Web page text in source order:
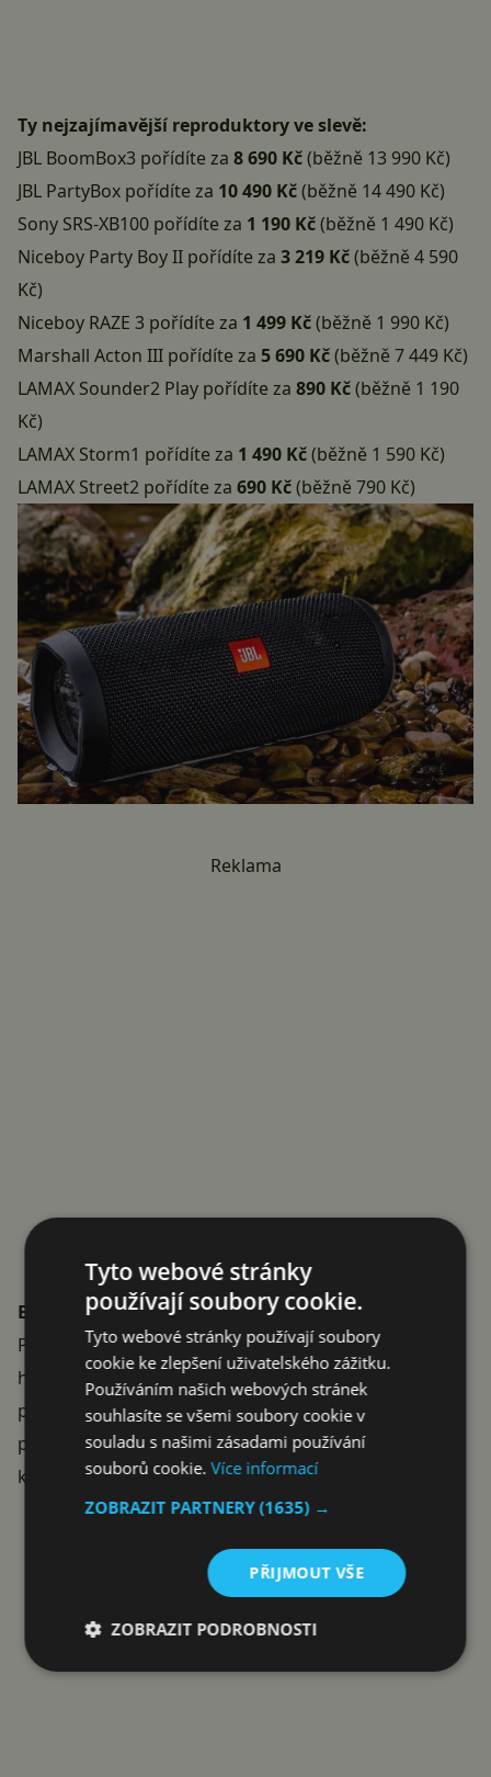
Ty nejzajímavější reproduktory ve slevě:
JBL BoomBox3 pořídíte za 8 690 Kč(běžně 13 990 Kč)
JBL PartyBox pořídíte za 10 490 Kč(běžně 14 490 Kč)
Sony SRS-XB100 pořídíte za 1 190 Kč(běžně 1 490 Kč)
Niceboy Party Boy II pořídíte za 3 219 Kč(běžně 4 590
Kč)
Niceboy RAZE 3 pořídíte za 1 499 Kč(běžně 1 990 Kč)
Marshall Acton III pořídíte za 5 690 Kč(běžně 7 449 Kč)
LAMAX Sounder2 Play pořídíte za 890 Kč(běžně 1 190
Kč)
LAMAX Storm1 pořídíte za 1 490 Kč(běžně 1 590 Kč)
LAMAX Street2 pořídíte za 690 Kč(běžně 790 Kč)
Reklama
Bezdrátová sluchátka již od 489 Kč
Pořádná sleva padla na sluchátka od Sony. Skvěle
hodnocená náhlavní sluchátka
Sony WH-1000XM4
pořídíte o 1 500 Kč výhodněji. Výrazně levněji teď
pořídíte i sluchátkaMarshalla doslova za hubičku
koupíte sluchátkaNiceboyaLamax
Reklama
Tyto webové stránky
používají soubory cookie.
Tyto webové stránky používají soubory
cookie ke zlepšení uživatelského zážitku.
Používáním našich webových stránek
souhlasíte se všemi soubory cookie v
souladu s našimi zásadami používání
souborů cookie.Více informací
ZOBRAZIT PARTNERY(1635) →
PŘIJMOUT VŠE
ZOBRAZIT PODROBNOSTI